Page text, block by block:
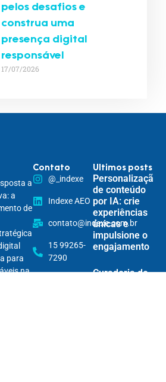
pelos desafios e
construa uma
presença digital
responsável
17/07/2026
a
a
de
para
na
Contato
@_indexe
Indexe AEO
contato@indexe.com.br
15 99265-
7290
Ultimos posts
Personalização
de conteúdo
por IA: crie
experiências
únicas e
impulsione o
engajamento
Curadoria de